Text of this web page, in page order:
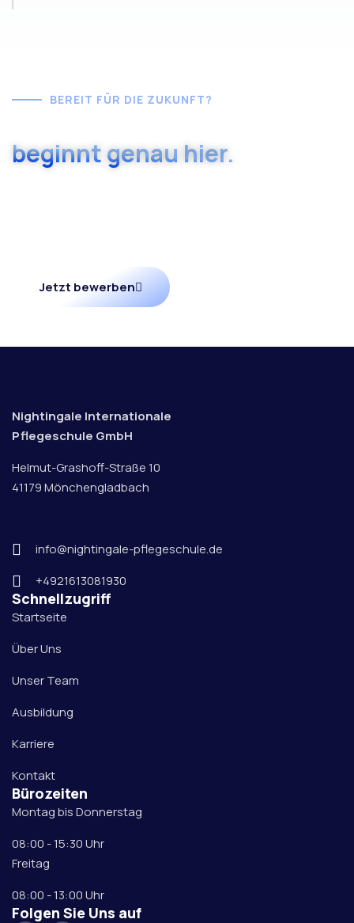
BEREIT FÜR DIE ZUKUNFT?
beginnt genau hier.
Jetzt bewerben
Nightingale Internationale
Pflegeschule GmbH
Helmut-Grashoff-Straße 10
41179 Mönchengladbach
info@nightingale-pflegeschule.de
+4921613081930
Schnellzugriff
Startseite
Über Uns
Unser Team
Ausbildung
Karriere
Kontakt
Bürozeiten
Montag bis Donnerstag
08:00 - 15:30 Uhr
Freitag
08:00 - 13:00 Uhr
Folgen Sie Uns auf